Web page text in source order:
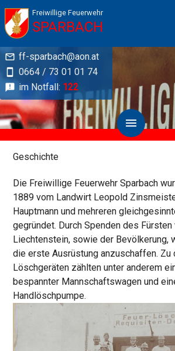
Freiwillige Feuerwehr
SPARBACH
ff-sparbach@aon.at
0664 / 73 01 01 74
im Notfall: 122
Geschichte
Geschichte
Die Freiwillige Feuerwehr Sparbach
1889 vom Landwirt Leopold
Hauptmann und mehreren
gegründet. Durch Spenden des Fürsten
Liechtenstein, sowie der Bevölkerung,
die erste Ausrüstung anzuschaffen.
Löschgeräten zählten unter anderem
bespannter Mannschaftswagen und
Handlöschpumpe.